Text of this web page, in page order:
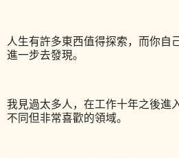
人生有許多東西值得探索，而你自
進一步去發現。
我見過太多人，在工作十年之後進
不同但非常喜歡的領域。